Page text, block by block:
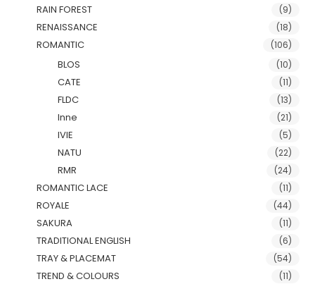
RAIN FOREST (9)
RENAISSANCE (18)
ROMANTIC (106)
BLOS (10)
CATE (11)
FLDC (13)
Inne (21)
IVIE (5)
NATU (22)
RMR (24)
ROMANTIC LACE (11)
ROYALE (44)
SAKURA (11)
TRADITIONAL ENGLISH (6)
TRAY & PLACEMAT (54)
TREND & COLOURS (11)